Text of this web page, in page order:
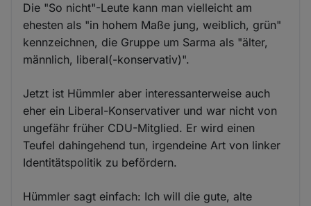
Die "So nicht"-Leute kann man vielleicht am
ehesten als "in hohem Maße jung, weiblich, grün"
kennzeichnen, die Gruppe um Sarma als "älter,
männlich, liberal(-konservativ)".
Jetzt ist Hümmler aber interessanterweise auch
eher ein Liberal-Konservativer und war nicht von
ungefähr früher CDU-Mitglied. Er wird einen
Teufel dahingehend tun, irgendeine Art von linker
Identitätspolitik zu befördern.
Hümmler sagt einfach: Ich will die gute, alte